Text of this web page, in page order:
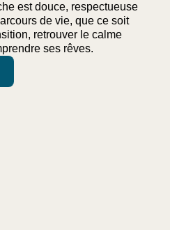
est douce, respectueuse
de vie, que ce soit
retrouver le calme
ses rêves.